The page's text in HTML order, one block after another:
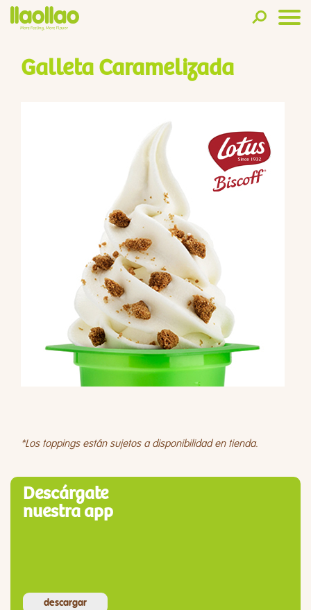
Galleta Caramelizada
*Los toppings están sujetos a disponibilidad en tienda.
Descárgate
nuestra app
descargar